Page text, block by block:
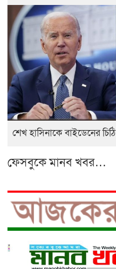
শেখ হাসিনাকে বাইডেনের চিঠি
ফেসবুকে মানব খবর…